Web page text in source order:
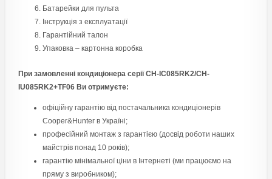
Батарейки для пульта
Інструкція з експлуатації
Гарантійний талон
Упаковка – картонна коробка
При замовленні кондиціонера серії CH-IC085RK2/CH-
IU085RK2+TF06Ви отримуєте:
офіційну гарантію від постачальника кондиціонерів
Cooper&Hunter в Україні;
професійний монтаж з гарантією (досвід роботи наших
майстрів понад 10 років);
гарантію мінімальної ціни в Інтернеті (ми працюємо на
пряму з виробником);